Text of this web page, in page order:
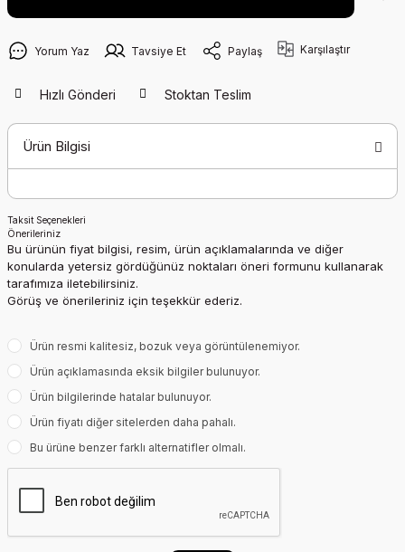
Yorum Yaz Tavsiye Et Paylaş Karşılaştır
Hızlı Gönderi Stoktan Teslim
Ürün Bilgisi
Taksit Seçenekleri
Önerileriniz
Bu ürünün fiyat bilgisi, resim, ürün açıklamalarında ve diğer
konularda yetersiz gördüğünüz noktaları öneri formunu kullanarak
tarafımıza iletebilirsiniz.
Görüş ve önerileriniz için teşekkür ederiz.
Ürün resmi kalitesiz, bozuk veya görüntülenemiyor.
Ürün açıklamasında eksik bilgiler bulunuyor.
Ürün bilgilerinde hatalar bulunuyor.
Ürün fiyatı diğer sitelerden daha pahalı.
Bu ürüne benzer farklı alternatifler olmalı.